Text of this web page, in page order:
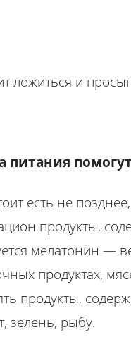
ложиться и
есть не
продукты,
мелатонин —
продуктах,
продукты,
зелень, рыбу.